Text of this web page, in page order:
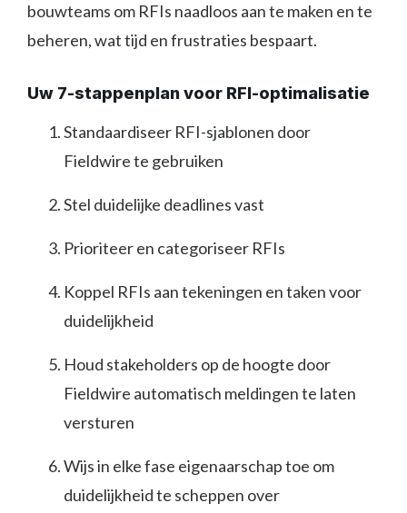
bouwteams om RFIs naadloos aan te maken en te
beheren, wat tijd en frustraties bespaart.
Uw 7-stappenplan voor RFI-optimalisatie
Standaardiseer RFI-sjablonen door
Fieldwire te gebruiken
Stel duidelijke deadlines vast
Prioriteer en categoriseer RFIs
Koppel RFIs aan tekeningen en taken voor
duidelijkheid
Houd stakeholders op de hoogte door
Fieldwire automatisch meldingen te laten
versturen
Wijs in elke fase eigenaarschap toe om
duidelijkheid te scheppen over